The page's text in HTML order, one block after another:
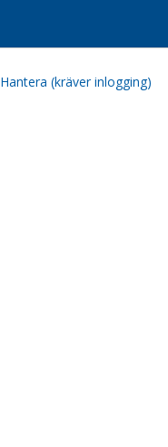
Hantera (kräver inlogging)